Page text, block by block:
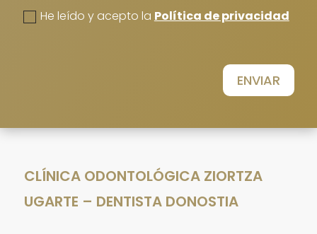
He leído y acepto la Política de privacidad
ENVIAR
CLÍNICA ODONTOLÓGICA ZIORTZA
UGARTE – DENTISTA DONOSTIA